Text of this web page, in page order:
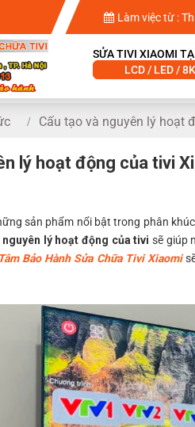
Làm việc từ :
SỬA TIVI XIAOMI
LCD / LED /
Cấu tạo và nguyên lý hoạt
lý hoạt động của tivi
sản phẩm nổi bật trong phân
nguyên lý hoạt động của tivi sẽ giúp
Bảo Hành Sửa Chữa Tivi Xiaomi